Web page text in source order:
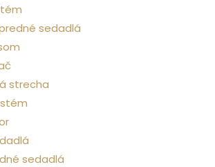
sedadlá
strecha
sedadlá